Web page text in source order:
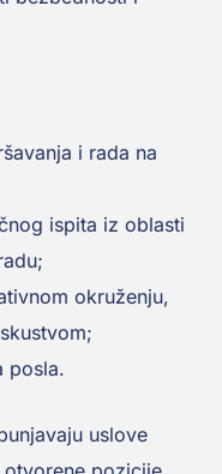
i rada na
ispita iz oblasti
okruženju,
posla.
uslove